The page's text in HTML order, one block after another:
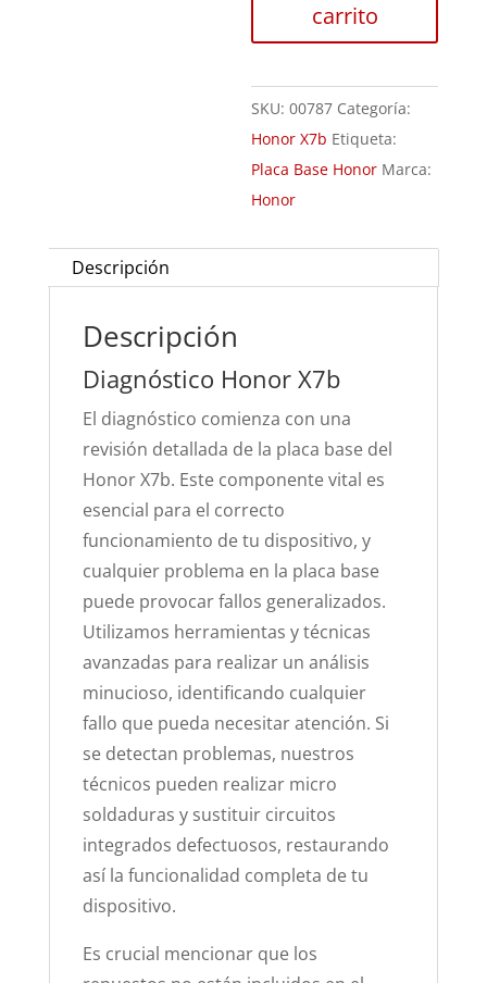
carrito
SKU:00787 Categoría:
Honor X7b Etiqueta:
Placa Base Honor Marca:
Honor
Descripción
Descripción
Diagnóstico Honor X7b
El diagnóstico comienza con una
revisión detallada de la placa base del
Honor X7b. Este componente vital es
esencial para el correcto
funcionamiento de tu dispositivo, y
cualquier problema en la placa base
puede provocar fallos generalizados.
Utilizamos herramientas y técnicas
avanzadas para realizar un análisis
minucioso, identificando cualquier
fallo que pueda necesitar atención. Si
se detectan problemas, nuestros
técnicos pueden realizar micro
soldaduras y sustituir circuitos
integrados defectuosos, restaurando
así la funcionalidad completa de tu
dispositivo.
Es crucial mencionar que los